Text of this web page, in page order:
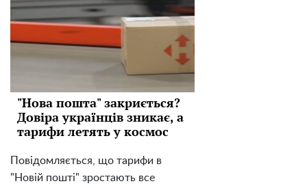
"Нова пошта" закриється?
Довіра українців зникає, а
тарифи летять у космос
Повідомляється, що тарифи в
"Новій пошті" зростають все